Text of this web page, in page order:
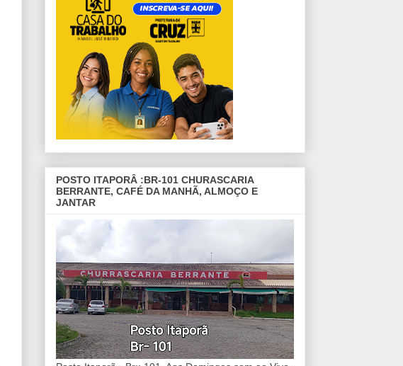
POSTO ITAPORÂ :BR-101 CHURASCARIA
BERRANTE, CAFÉ DA MANHÃ, ALMOÇO E
JANTAR